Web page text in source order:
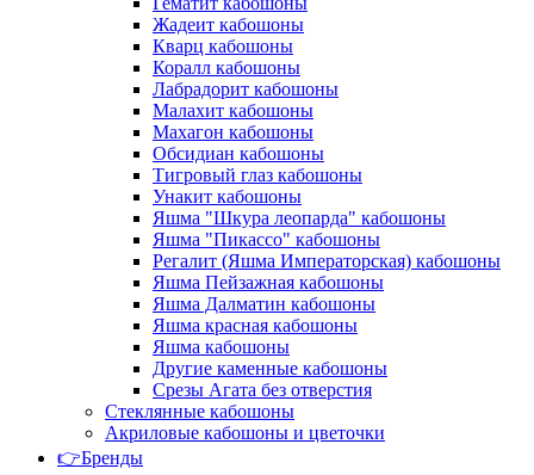
Жадеит кабошоны
Кварц кабошоны
Коралл кабошоны
Лабрадорит кабошоны
Малахит кабошоны
Махагон кабошоны
Обсидиан кабошоны
Тигровый глаз кабошоны
Унакит кабошоны
Яшма "Шкура леопарда" кабошоны
Яшма "Пикассо" кабошоны
Регалит (Яшма Императорская) кабошоны
Яшма Пейзажная кабошоны
Яшма Далматин кабошоны
Яшма красная кабошоны
Яшма кабошоны
Другие каменные кабошоны
Срезы Агата без отверстия
Стеклянные кабошоны
Акриловые кабошоны и цветочки
👉Бренды